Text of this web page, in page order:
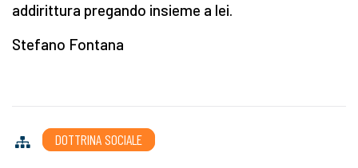
addirittura pregando insieme a lei.
Stefano Fontana
DOTTRINA SOCIALE